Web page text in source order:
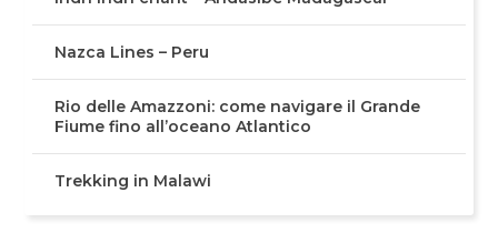
Nazca Lines – Peru
Rio delle Amazzoni: come navigare il Grande
Fiume fino all’oceano Atlantico
Trekking in Malawi